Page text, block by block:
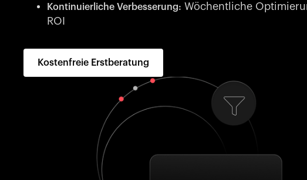
Kontinuierliche Verbesserung: Wöchentliche
ROI
Kostenfreie Erstberatung